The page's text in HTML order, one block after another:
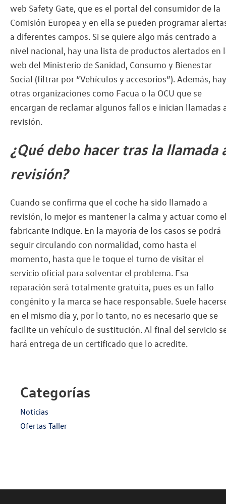
web Safety Gate, que es el portal del consumidor de la
Comisión Europea y en ella se pueden programar
a diferentes campos. Si se quiere algo más centrado a
nivel nacional, hay una lista de productos alertados en
web del Ministerio de Sanidad, Consumo y Bienestar
Social (filtrar por “Vehículos y accesorios”). Además, hay
otras organizaciones como Facua o la OCU que se
encargan de reclamar algunos fallos e inician llamadas
revisión.
¿Qué debo hacer tras la llamada
revisión?
Cuando se confirma que el coche ha sido llamado a
revisión, lo mejor es mantener la calma y actuar como
fabricante indique. En la mayoría de los casos se podrá
seguir circulando con normalidad, como hasta el
momento, hasta que le toque el turno de visitar el
servicio oficial para solventar el problema. Esa
reparación será totalmente gratuita, pues es un fallo
congénito y la marca se hace responsable. Suele
en el mismo día y, por lo tanto, no es necesario que se
facilite un vehículo de sustitución. Al final del servicio
hará entrega de un certificado que lo acredite.
Categorías
Noticias
Ofertas Taller